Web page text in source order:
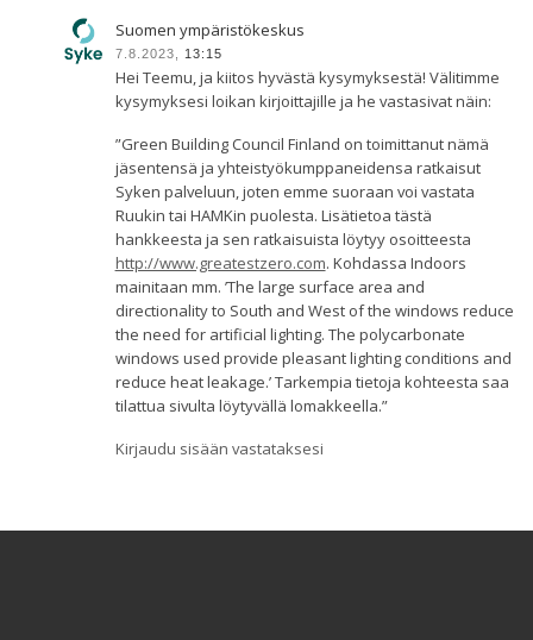
Suomen ympäristökeskus
7.8.2023, 13:15
Hei Teemu, ja kiitos hyvästä kysymyksestä! Välitimme
kysymyksesi loikan kirjoittajille ja he vastasivat näin:
”Green Building Council Finland on toimittanut nämä
jäsentensä ja yhteistyökumppaneidensa ratkaisut
Syken palveluun, joten emme suoraan voi vastata
Ruukin tai HAMKin puolesta. Lisätietoa tästä
hankkeesta ja sen ratkaisuista löytyy osoitteesta
http://www.greatestzero.com. Kohdassa Indoors
mainitaan mm. ’The large surface area and
directionality to South and West of the windows reduce
the need for artificial lighting. The polycarbonate
windows used provide pleasant lighting conditions and
reduce heat leakage.’ Tarkempia tietoja kohteesta saa
tilattua sivulta löytyvällä lomakkeella.”
Kirjaudu sisään vastataksesi